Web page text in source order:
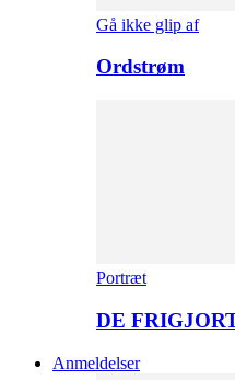
Gå ikke glip af
Ordstrøm
Portræt
DE
Anmeldelser